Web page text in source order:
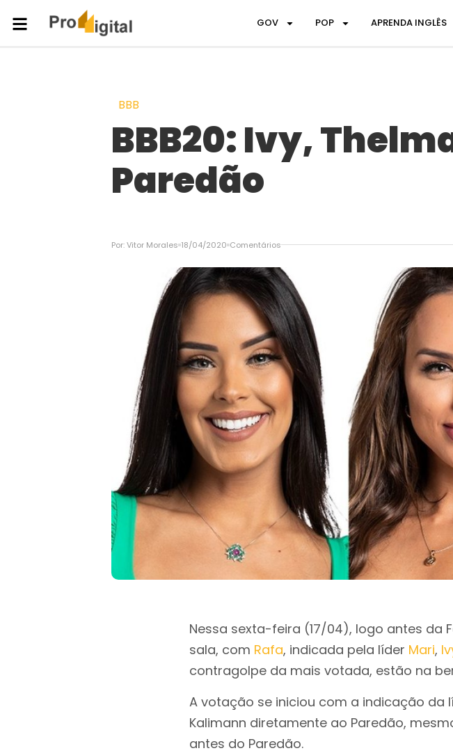
GOV POP APRENDA INGLÊS
BBB
BBB20: Ivy,
Paredão
Por:Vitor Morales 18/04/2020 Comentários
Nessa sexta-feira (17/04), logo antes da
sala, com Rafa, indicada pela líder Mari,
contragolpe da mais votada, estão na
A votação se iniciou com a indicação da
Kalimann diretamente ao Paredão,
antes do Paredão.